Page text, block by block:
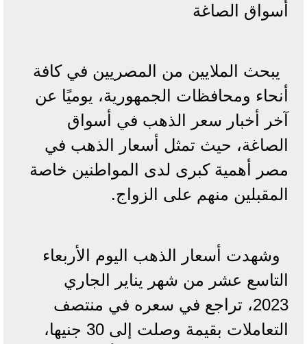
أسواق الصاغة
يبحث الملايين من المصريين في كافة
أنحاء ومحافظات الجمهورية، يوميًا عن
آخر أخبار سعر الذهب في أسواق
الصاغة، حيث تمثل أسعار الذهب في
مصر أهمية كبرى لدى المواطنين خاصة
المقبلين منهم على الزواج.
وشهدت أسعار الذهب اليوم الأربعاء
التاسع عشر من شهر يناير الجاري
2023، تراجع في سعره في منتصف
التعاملات بقيمة وصلت إلى 30 جنيها،